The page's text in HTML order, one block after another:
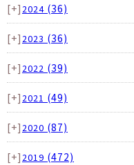
[+] 2024 (36)
[+] 2023 (36)
[+] 2022 (39)
[+] 2021 (49)
[+] 2020 (87)
[+] 2019 (472)